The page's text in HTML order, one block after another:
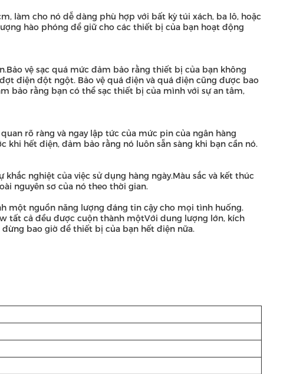
làm cho nó dễ dàng phù hợp với bất kỳ túi xách, ba lô, hoặc
hào phóng để giữ cho các thiết bị của bạn hoạt động
vệ sạc quá mức đảm bảo rằng thiết bị của bạn không
điện đột ngột. Bảo vệ quá điện và quá điện cũng được bao
bảo rằng bạn có thể sạc thiết bị của mình với sự an tâm,
rõ ràng và ngay lập tức của mức pin của ngân hàng
hết điện, đảm bảo rằng nó luôn sẵn sàng khi bạn cần nó.
nghiệt của việc sử dụng hàng ngày.Màu sắc và kết thúc
nguyên sơ của nó theo thời gian.
một nguồn năng lượng đáng tin cậy cho mọi tình huống.
tất cả đều được cuộn thành mộtVới dung lượng lớn, kích
bao giờ để thiết bị của bạn hết điện nữa.